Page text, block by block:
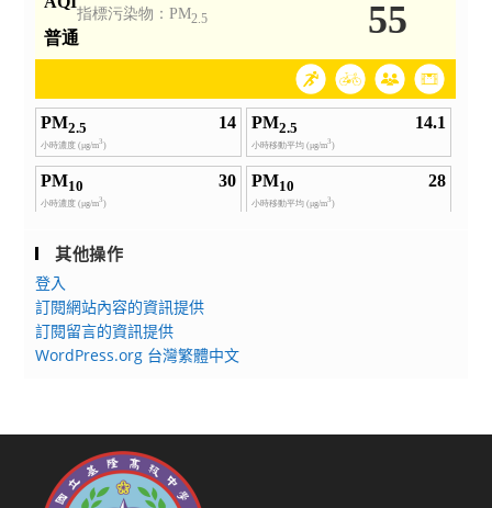
其他操作
登入
訂閱網站內容的資訊提供
訂閱留言的資訊提供
WordPress.org 台灣繁體中文